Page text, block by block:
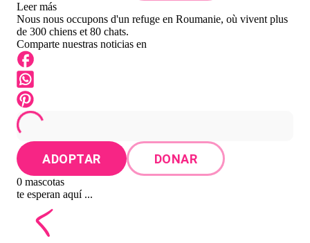
Leer más
Nous nous occupons d'un refuge en Roumanie, où vivent plus
de 300 chiens et 80 chats.
Comparte nuestras noticias en
ADOPTAR DONAR
0 mascotas
te esperan aquí ...